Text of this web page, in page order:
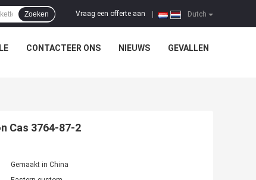
Dutch
Vraag een offerte aan
Zoeken
CONTACTEER ONS NIEUWS GEVALLEN
Cas 3764-87-2
Gemaakt in China